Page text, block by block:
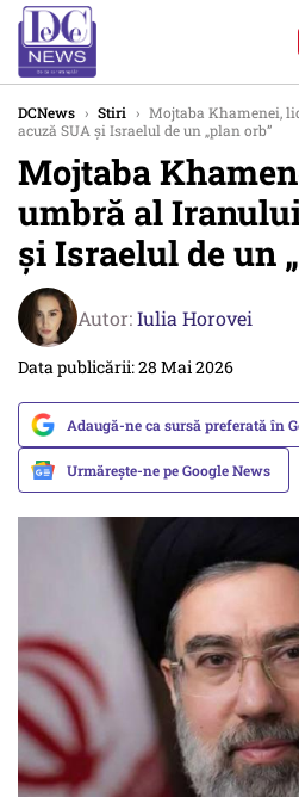
DCNews › Stiri › Mojtaba Khamenei,
acuză SUA și Israelul de un „plan orb”
Mojtaba
umbră al
și Israelul de un
Autor:Iulia Horovei
Data publicării: 28 Mai 2026
Adaugă-ne ca sursă preferată în
Urmărește-ne pe Google News